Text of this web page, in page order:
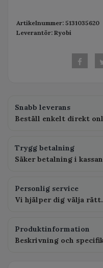
Artikelnummer: 5131035620
Leverantör: Ryobi
Snabb leverans
Beställ enkelt direkt
Trygg betalning
Säker betalning i
Personlig service
Vi hjälper dig välja rätt.
Produktinformation
Beskrivning och